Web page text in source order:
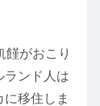
饉がおこり
ランド人は
移住しま